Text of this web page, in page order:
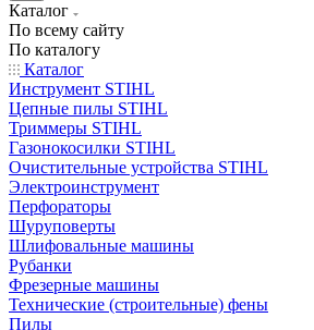
Каталог
По всему сайту
По каталогу
Каталог
Инструмент STIHL
Цепные пилы STIHL
Триммеры STIHL
Газонокосилки STIHL
Очистительные устройства STIHL
Электроинструмент
Перфораторы
Шуруповерты
Шлифовальные машины
Рубанки
Фрезерные машины
Технические (строительные) фены
Пилы